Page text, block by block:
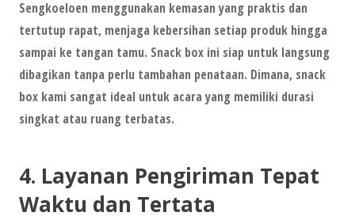
Sengkoeloen menggunakan kemasan yang praktis dan
tertutup rapat, menjaga kebersihan setiap produk hingga
sampai ke tangan tamu. Snack box ini siap untuk langsung
dibagikan tanpa perlu tambahan penataan. Dimana, snack
box kami sangat ideal untuk acara yang memiliki durasi
singkat atau ruang terbatas.
4. Layanan Pengiriman Tepat
Waktu dan Tertata